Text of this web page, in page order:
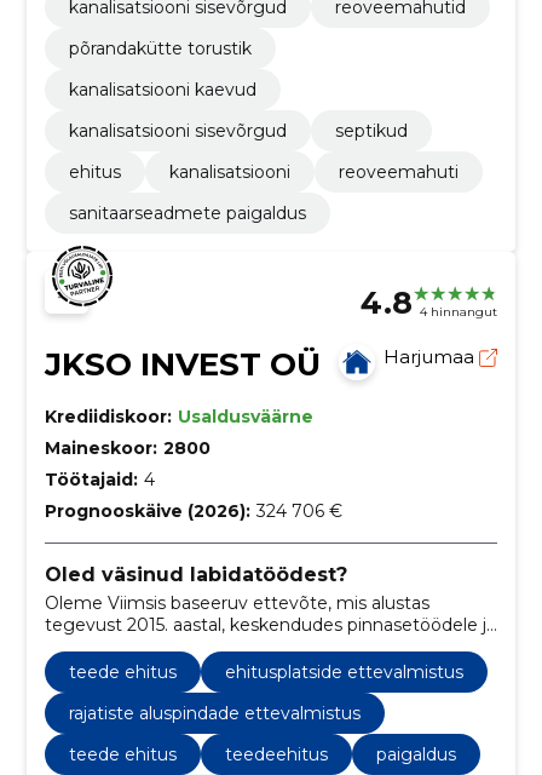
kanalisatsiooni sisevõrgud
reoveemahutid
põrandakütte torustik
kanalisatsiooni kaevud
kanalisatsiooni sisevõrgud
septikud
ehitus
kanalisatsiooni
reoveemahuti
sanitaarseadmete paigaldus
4.8 4 hinnangut
JKSO INVEST OÜ Harjumaa
Krediidiskoor: Usaldusväärne
Maineskoor: 2800
Töötajaid: 4
Prognooskäive (2026): 324 706 €
Oled väsinud labidatöödest?
Oleme Viimsis baseeruv ettevõte, mis alustas
tegevust 2015. aastal, keskendudes pinnasetöödele ja
erinevatele aluse-ehitus töödele.
teede ehitus
ehitusplatside ettevalmistus
rajatiste aluspindade ettevalmistus
teede ehitus
teedeehitus
paigaldus